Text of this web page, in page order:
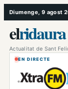
Vés
al
contingut
Diumenge, 9 agost
elridaura
Actualitat de Sant
EN DIRECTE